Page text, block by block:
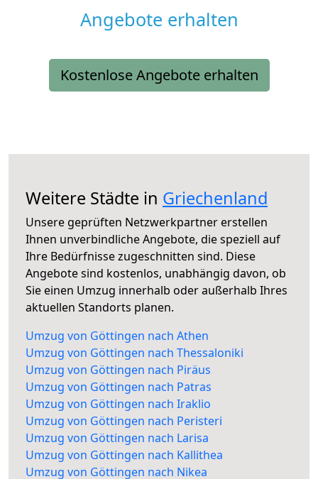
Angebote erhalten
Kostenlose Angebote erhalten
Weitere Städte in Griechenland
Unsere geprüften Netzwerkpartner erstellen
Ihnen unverbindliche Angebote, die speziell auf
Ihre Bedürfnisse zugeschnitten sind. Diese
Angebote sind kostenlos, unabhängig davon, ob
Sie einen Umzug innerhalb oder außerhalb Ihres
aktuellen Standorts planen.
Umzug von Göttingen nach Athen
Umzug von Göttingen nach Thessaloniki
Umzug von Göttingen nach Piräus
Umzug von Göttingen nach Patras
Umzug von Göttingen nach Iraklio
Umzug von Göttingen nach Peristeri
Umzug von Göttingen nach Larisa
Umzug von Göttingen nach Kallithea
Umzug von Göttingen nach Nikea